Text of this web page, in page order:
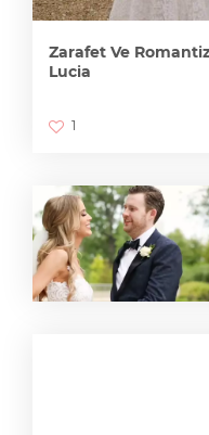
Zarafet Ve
Lucia
1